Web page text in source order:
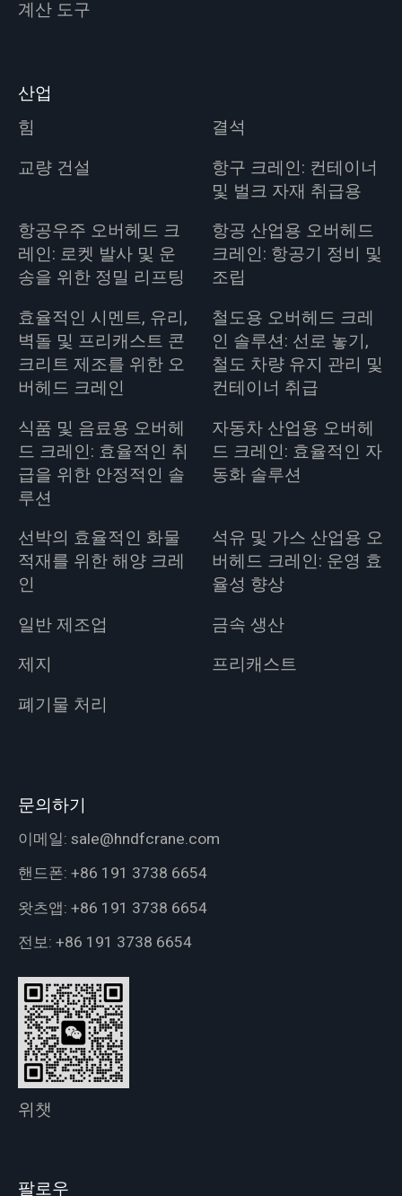
계산 도구
산업
힘
결석
교량 건설
항구 크레인: 컨테이너
및 벌크 자재 취급용
항공우주 오버헤드 크
레인: 로켓 발사 및 운
송을 위한 정밀 리프팅
항공 산업용 오버헤드
크레인: 항공기 정비 및
조립
효율적인 시멘트, 유리,
벽돌 및 프리캐스트 콘
크리트 제조를 위한 오
버헤드 크레인
철도용 오버헤드 크레
인 솔루션: 선로 놓기,
철도 차량 유지 관리 및
컨테이너 취급
식품 및 음료용 오버헤
드 크레인: 효율적인 취
급을 위한 안정적인 솔
루션
자동차 산업용 오버헤
드 크레인: 효율적인 자
동화 솔루션
선박의 효율적인 화물
적재를 위한 해양 크레
인
석유 및 가스 산업용 오
버헤드 크레인: 운영 효
율성 향상
일반 제조업
금속 생산
제지
프리캐스트
폐기물 처리
문의하기
이메일: sale@hndfcrane.com
핸드폰: +86 191 3738 6654
왓츠앱: +86 191 3738 6654
전보: +86 191 3738 6654
위챗
팔로우